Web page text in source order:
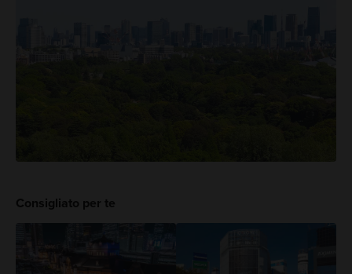
Consigliato per te